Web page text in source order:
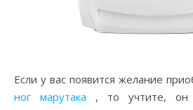
Если у вас появится желание
ног марутака , то учтите, он